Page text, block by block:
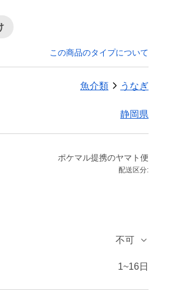
この商品のタイプについて
魚介類 うなぎ
静岡県
ポケマル提携のヤマト便
配送区分:
不可
1~16日